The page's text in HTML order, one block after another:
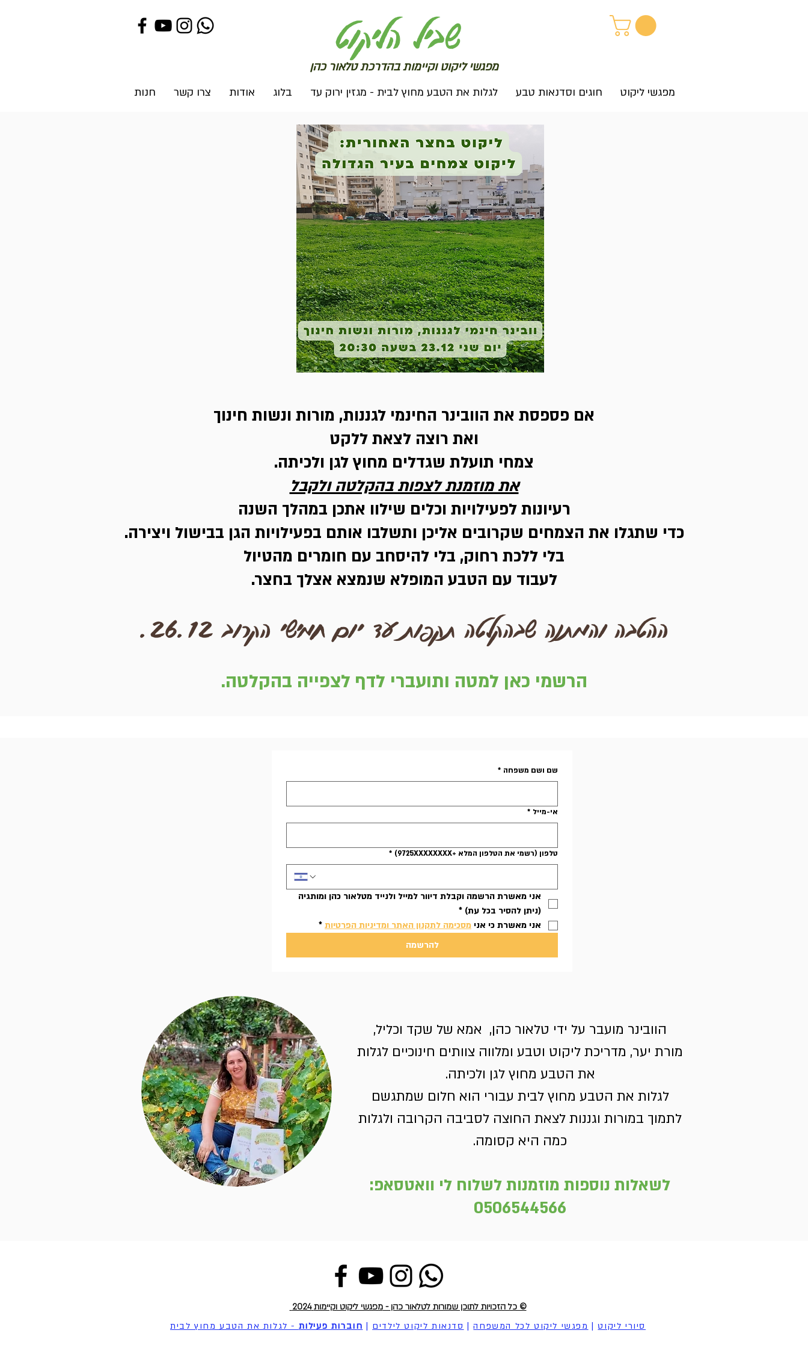
שביל הליקוט
מפגשי ליקוט וקיימות בהדרכת טלאור כהן
מפגשי ליקוט חוגים וסדנאות טבע לגלות את הטבע מחוץ לבית - מגזין ירוק עד בלוג אודות צרו קשר חנות
אם פספסת את הוובינר החינמי לגננות, מורות ונשות חינוך
ואת רוצה לצאת ללקט
צמחי תועלת שגדלים מחוץ לגן ולכיתה.
את מוזמנת לצפות בהקלטה ולקבל
רעיונות לפעילויות וכלים שילוו אתכן במהלך השנה
כדי שתגלו את הצמחים שקרובים אליכן ותשלבו אותם בפעילויות הגן בבישול ויצירה.
בלי ללכת רחוק, בלי להיסחב עם חומרים מהטיול
לעבוד עם הטבע המופלא שנמצא אצלך בחצר.
ההטבה והמתנה שבהקלטה תקפות עד יום חמישי הקרוב 26.12.
הרשמי כאן למטה ותועברי לדף לצפייה בהקלטה.
שם ושם משפחה *
אי-מייל *
טלפון (רשמי את הטלפון המלא +9725XXXXXXXX) *
(ניתן להסיר בכל עת) *
אני מאשרת כי אני מסכימה לתקנון האתר ומדיניות הפרטיות *
להרשמה
הוובינר מועבר על ידי טלאור כהן, אמא של שקד וכליל,
מורת יער, מדריכת ליקוט וטבע ומלווה צוותים חינוכיים לגלות
את הטבע מחוץ לגן ולכיתה.
לגלות את הטבע מחוץ לבית עבורי הוא חלום שמתגשם
לתמוך במורות וגננות לצאת החוצה לסביבה הקרובה ולגלות
כמה היא קסומה.
לשאלות נוספות מוזמנות לשלוח לי וואטסאפ:
0506544566
© כל הזכויות לתוכן שמורות לטלאור כהן -מפגשי ליקוט וקיימות2024
סיורי ליקוט| מפגשי ליקוט לכל המשפחה| סדנאות ליקוט לילדים | חוברות פעילות - לגלות את הטבע מחוץ לבית